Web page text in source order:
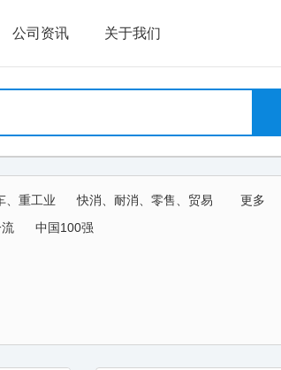
公司资讯 关于我们
、重工业
快消、耐消、零售、贸易
教育、培训、艺术
更多
中国100强